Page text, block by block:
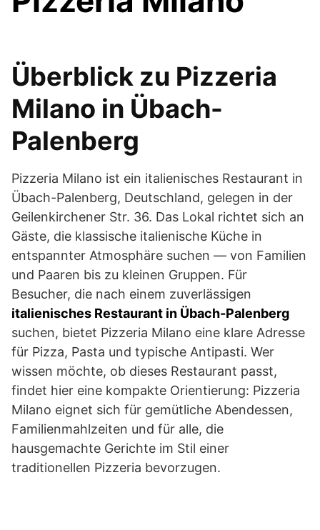
Überblick zu Pizzeria
Milano in Übach-
Palenberg
Pizzeria Milano ist ein italienisches Restaurant in
Übach-Palenberg, Deutschland, gelegen in der
Geilenkirchener Str. 36. Das Lokal richtet sich an
Gäste, die klassische italienische Küche in
entspannter Atmosphäre suchen — von Familien
und Paaren bis zu kleinen Gruppen. Für
Besucher, die nach einem zuverlässigen
italienisches Restaurant in Übach-Palenberg
suchen, bietet Pizzeria Milano eine klare Adresse
für Pizza, Pasta und typische Antipasti. Wer
wissen möchte, ob dieses Restaurant passt,
findet hier eine kompakte Orientierung: Pizzeria
Milano eignet sich für gemütliche Abendessen,
Familienmahlzeiten und für alle, die
hausgemachte Gerichte im Stil einer
traditionellen Pizzeria bevorzugen.